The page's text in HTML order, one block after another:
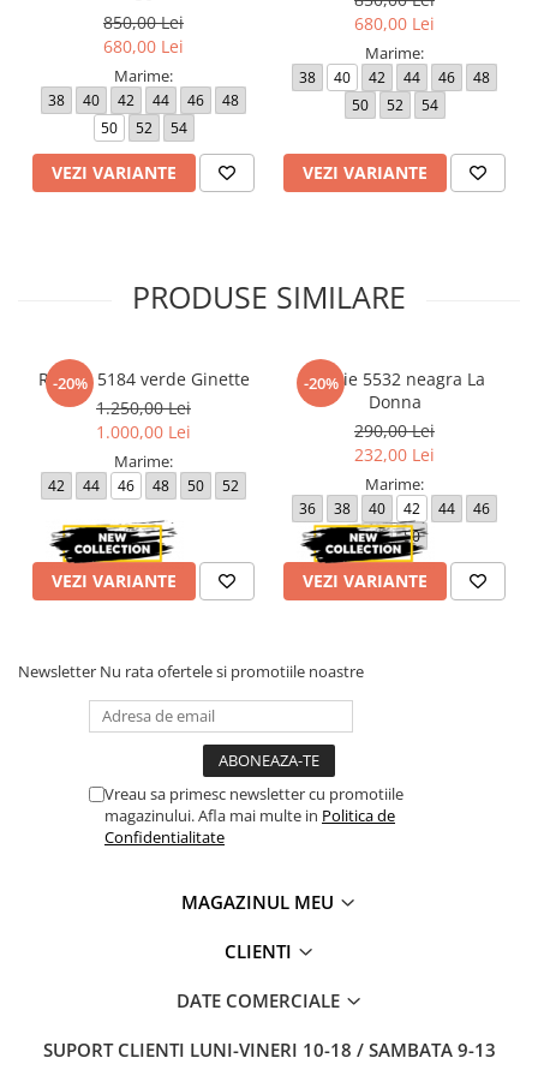
850,00 Lei
680,00 Lei
Marime:
38 40 42 44 46
48
50
52 54
VEZI VARIANTE
680,00 Lei
Marime:
38 40 42 44 46
48
50
52 54
VEZI VARIANTE
PRODUSE SIMILARE
-20%
Rochie 5184 verde Ginette
1.250,00 Lei
1.000,00 Lei
Marime:
42 44 46 48 50 52
VEZI VARIANTE
-20%
Rochie 5532 neagra La
Donna
290,00 Lei
232,00 Lei
Marime:
36 38 40 42 44
46
48
50
VEZI VARIANTE
Newsletter Nu rata ofertele si promotiile noastre
Vreau sa primesc newsletter cu promotiile
magazinului. Afla mai multe in Politica de
Confidentialitate
MAGAZINUL MEU
CLIENTI
DATE COMERCIALE
SUPORT CLIENTI LUNI-VINERI 10-18 / SAMBATA 9-13